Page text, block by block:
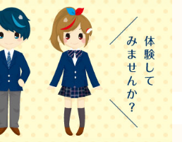
のお問い合わせはこちら
434-7181